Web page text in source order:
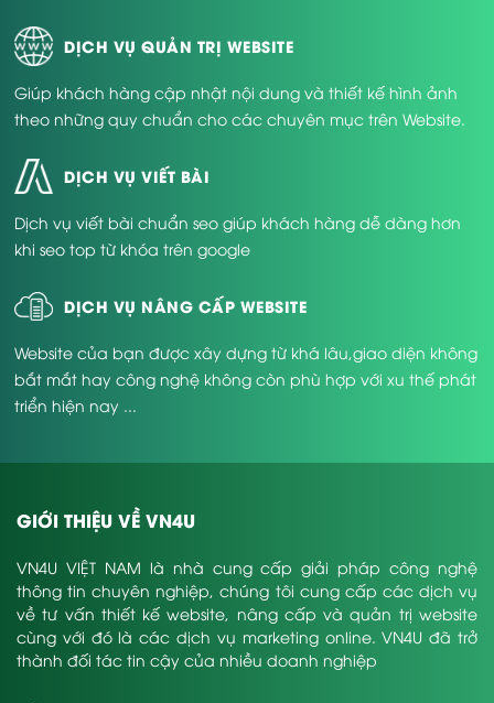
DỊCH VỤ QUẢN TRỊ WEBSITE
Giúp khách hàng cập nhật nội dung và thiết kế hình ảnh
theo những quy chuẩn cho các chuyên mục trên Website.
DỊCH VỤ VIẾT BÀI
Dịch vụ viết bài chuẩn seo giúp khách hàng dễ dàng hơn
khi seo top từ khóa trên google
DỊCH VỤ NÂNG CẤP WEBSITE
Website của bạn được xây dựng từ khá lâu,giao diện không
bắt mắt hay công nghệ không còn phù hợp với xu thế phát
triển hiện nay ...
GIỚI THIỆU VỀ VN4U
VN4U VIỆT NAM là nhà cung cấp giải pháp công nghệ
thông tin chuyên nghiệp, chúng tôi cung cấp các dịch vụ
về tư vấn thiết kế website, nâng cấp và quản trị website
cùng với đó là các dịch vụ marketing online. VN4U đã trở
thành đối tác tin cậy của nhiều doanh nghiệp